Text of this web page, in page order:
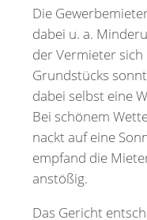
Die
dabei u. a.
der Vermieter
Grundstücks
dabei selbst eine
Bei schönem
nackt auf eine
empfand die
anstößig.
Das Gericht